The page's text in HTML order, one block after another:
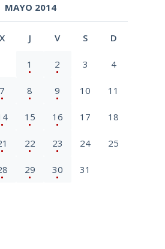
MAYO 2014
X J V S D
1 2 3 4
7 8 9 10 11
15 16 17 18
22 23 24 25
29 30 31